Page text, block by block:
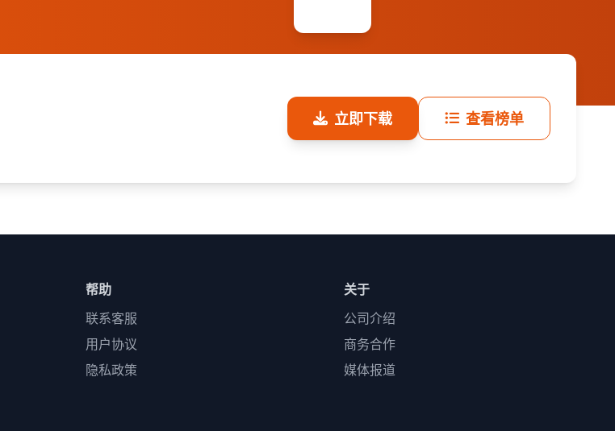
立即下载 查看榜单
帮助
联系客服
用户协议
隐私政策
关于
公司介绍
商务合作
媒体报道